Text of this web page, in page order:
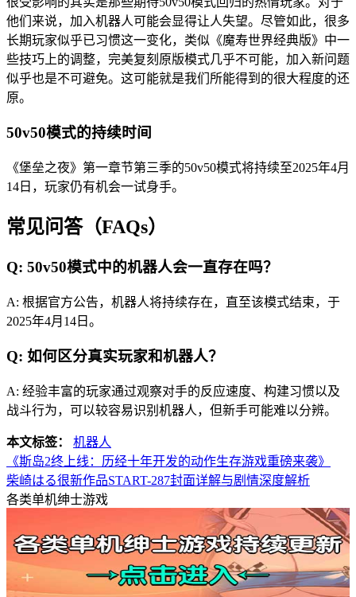
他们来说，加入机器人可能会显得让人失望。尽管如此，很多
长期玩家似乎已习惯这一变化，类似《魔寿世界经典版》中一
些技巧上的调整，完美复刻原版模式几乎不可能，加入新问题
似乎也是不可避免。这可能就是我们所能得到的很大程度的还
原。
50v50模式的持续时间
《堡垒之夜》第一章节第三季的50v50模式将持续至2025年4月
14日，玩家仍有机会一试身手。
常见问答（FAQs）
Q: 50v50模式中的机器人会一直存在吗？
A: 根据官方公告，机器人将持续存在，直至该模式结束，于
2025年4月14日。
Q: 如何区分真实玩家和机器人？
A: 经验丰富的玩家通过观察对手的反应速度、构建习惯以及
战斗行为，可以较容易识别机器人，但新手可能难以分辨。
本文标签：
机器人
《斯岛2终上线：历经十年开发的动作生存游戏重磅来袭》
柴崎はる很新作品START-287封面详解与剧情深度解析
各类单机绅士游戏